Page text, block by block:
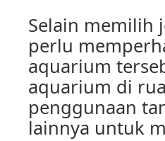
Selain memilih
perlu
aquarium
aquarium di
penggunaan
lainnya untuk